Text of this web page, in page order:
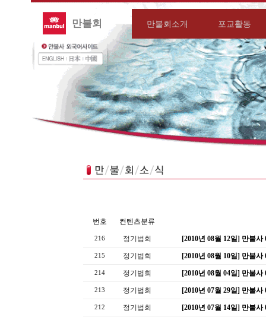
만불회 만불회소개 포교활동
번호 컨텐츠분류
216 정기법회 [2010년 08월 12일] 만불
215 정기법회 [2010년 08월 10일] 만불
214 정기법회 [2010년 08월 04일] 만불
213 정기법회 [2010년 07월 29일] 만불
212 정기법회 [2010년 07월 14일] 만불